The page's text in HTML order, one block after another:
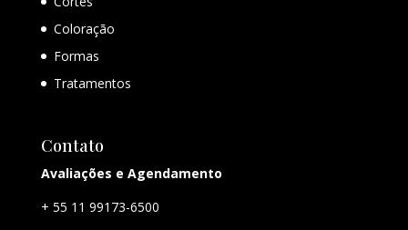
Coloração
Formas
Tratamentos
Contato
Avaliações e Agendamento
+ 55 11 99173-6500